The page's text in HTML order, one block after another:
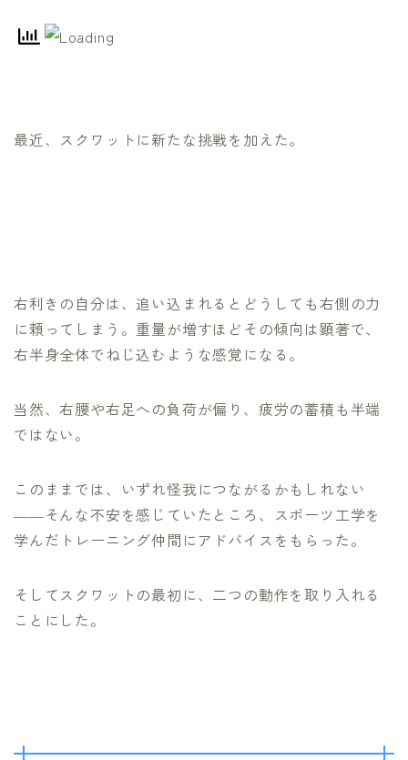
最近、スクワットに新たな挑戦を加えた。
右利きの自分は、追い込まれるとどうしても右側の力
に頼ってしまう。重量が増すほどその傾向は顕著で、
右半身全体でねじ込むような感覚になる。
当然、右腰や右足への負荷が偏り、疲労の蓄積も半端
ではない。
このままでは、いずれ怪我につながるかもしれない
――そんな不安を感じていたところ、スポーツ工学を
学んだトレーニング仲間にアドバイスをもらった。
そしてスクワットの最初に、二つの動作を取り入れる
ことにした。